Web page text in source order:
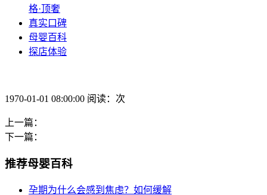
格·顶奢
真实口碑
母婴百科
探店体验
1970-01-01 08:00:00 阅读：次
上一篇：
下一篇：
推荐母婴百科
孕期为什么会感到焦虑？如何缓解